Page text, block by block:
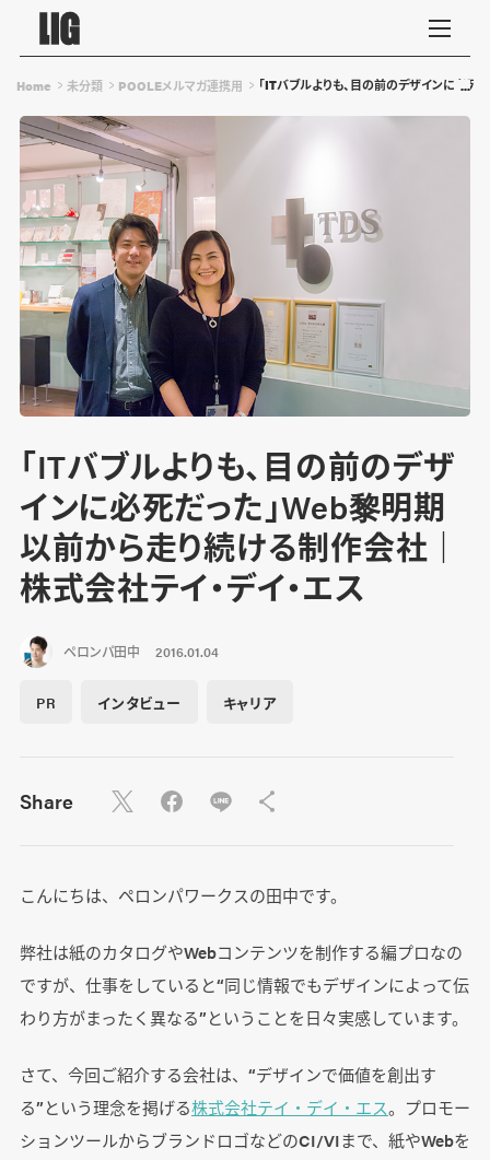
Home 未分類 POOLEメルマガ連携用 「ITバブルよりも、目の前のデザインに必
「ITバブルよりも、目の前のデザ
インに必死だった」Web黎明期
以前から走り続ける制作会社｜
株式会社テイ・デイ・エス
ペロンパ田中 2016.01.04
PR インタビュー キャリア
Share
こんにちは、ペロンパワークスの田中です。
弊社は紙のカタログやWebコンテンツを制作する編プロなの
ですが、仕事をしていると“同じ情報でもデザインによって伝
わり方がまったく異なる”ということを日々実感しています。
さて、今回ご紹介する会社は、“デザインで価値を創出す
る”という理念を掲げる株式会社テイ・デイ・エス。プロモー
ションツールからブランドロゴなどのCI/VIまで、紙やWebを